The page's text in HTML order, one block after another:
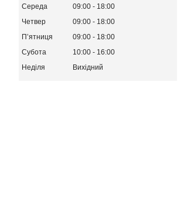
Середа
09:00
18:00
Четвер
09:00
18:00
Пʼятниця
09:00
18:00
Субота
10:00
16:00
Неділя
Вихідний